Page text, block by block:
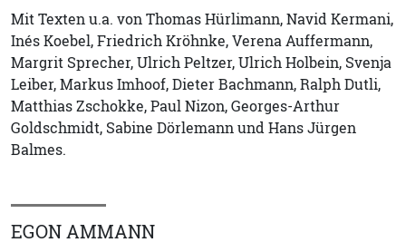
Mit Texten u.a. von Thomas Hürlimann, Navid Kermani,
Inés Koebel, Friedrich Kröhnke, Verena Auffermann,
Margrit Sprecher, Ulrich Peltzer, Ulrich Holbein, Svenja
Leiber, Markus Imhoof, Dieter Bachmann, Ralph Dutli,
Matthias Zschokke, Paul Nizon, Georges-Arthur
Goldschmidt, Sabine Dörlemann und Hans Jürgen
Balmes.
EGON AMMANN